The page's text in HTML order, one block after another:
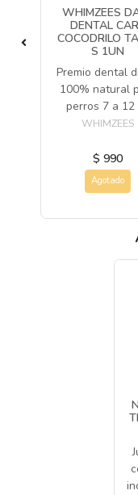
WHIMZEES
DENTAL
COCODRILO
S 1UN
Premio dental
100% natural
perros 7 a 12
WHIMZEES
$ 990
Agotado